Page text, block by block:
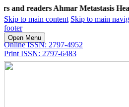
Ahmar Metastasis Health
Skip to main content Skip to main
footer
Open Menu
Online ISSN: 2797-4952
Print ISSN: 2797-6483